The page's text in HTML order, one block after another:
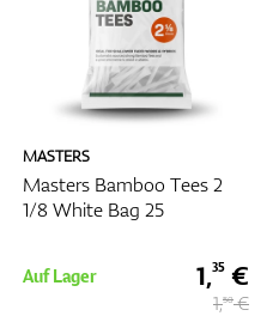
MASTERS
Masters Bamboo Tees 2
1/8 White Bag 25
Auf Lager 1,35 €
1,50€